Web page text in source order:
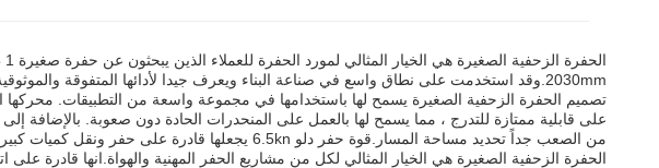
2030mm.وقد استخدمت على نطاق واسع في صناعة البناء ويعرف جيدا لأدائها المتفوقة والموثوقية.
تصميم الحفرة الزحفية الصغيرة يسمح لها باستخدامها في مجموعة واسعة من التطبيقات. محركها
من الصعب جداً تحديد مساحة المسار.قوة حفر دلو 6.5kn يجعلها قادرة على حفر ونقل كميات كبيرة من المواد بسهولة.
الحفرة الزحفية الصغيرة هي الخيار المثالي لكل من مشاريع الحفر المهنية والهواة.انها قادرة